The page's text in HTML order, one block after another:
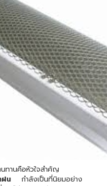
ทานคือหัวใจสำคัญ
ฝน กำลังเป็นที่นิยมอย่าง